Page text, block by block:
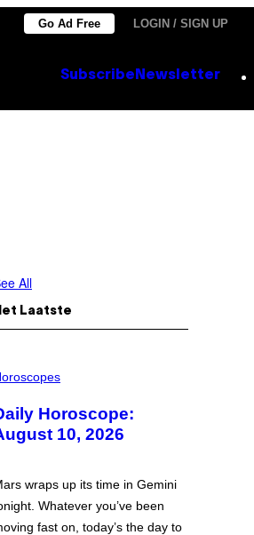
Go Ad Free LOGIN / SIGN UP
Subscribe Newsletter
All
Laatste
Horoscope:
10, 2026
wraps up its time in Gemini
Whatever you’ve been
fast on, today’s the day to